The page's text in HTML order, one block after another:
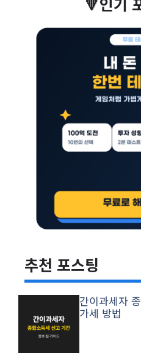
추천 포스팅
간이과세자
가세 방법